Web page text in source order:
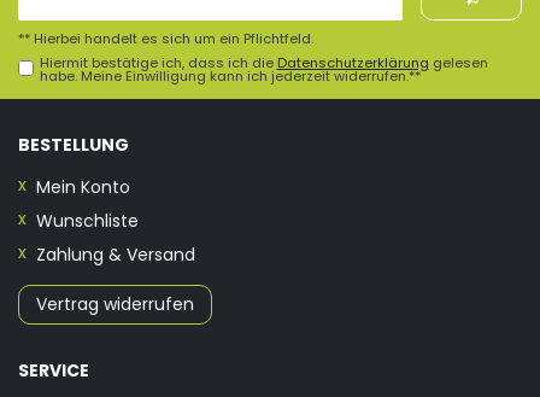
Hiermit bestätige ich, dass ich die Daten­schutz­erklärung gelesen
habe. Meine Einwilligung kann ich jederzeit widerrufen.**
** Hierbei handelt es sich um ein Pflichtfeld.
BESTELLUNG
Mein Konto
Wunschliste
Zahlung & Versand
Vertrag widerrufen
SERVICE